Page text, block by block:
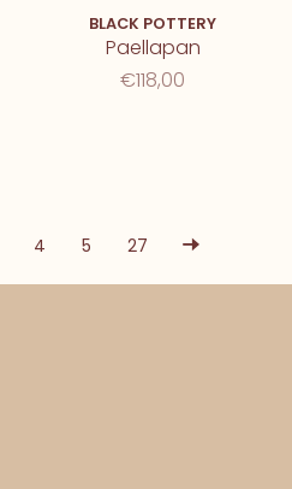
BLACK POTTERY
Paellapan
€118,00
4 5 27